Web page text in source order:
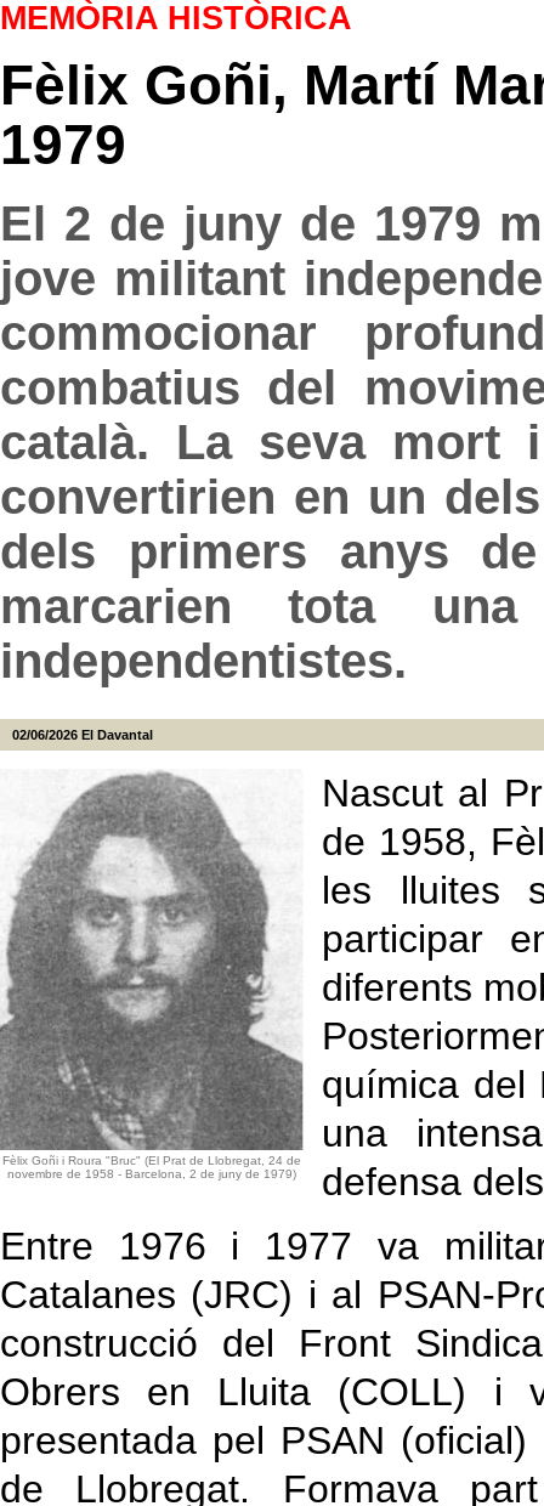
MEMÒRIA HISTÒRICA
Fèlix Goñi, Martí
1979
El 2 de juny de 1979
jove militant
commocionar
combatius del
català. La seva mort
convertirien en un
dels primers anys
marcarien tota
independentistes.
02/06/2026 El Davantal
Fèlix Goñi i Roura "Bruc" (El Prat de Llobregat, 24 de
novembre de 1958 - Barcelona, 2 de juny de 1979)
Nascut al
de 1958,
les lluites
participar
diferents
química del
una
defensa
Entre 1976 i 1977 va
Catalanes (JRC) i al PSAN-
construcció del Front
Obrers en Lluita (COLL) i
presentada pel PSAN
de Llobregat. Formava